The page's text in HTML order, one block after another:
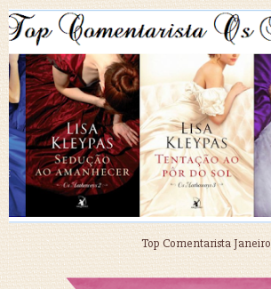
Top Comentarista Janeiro